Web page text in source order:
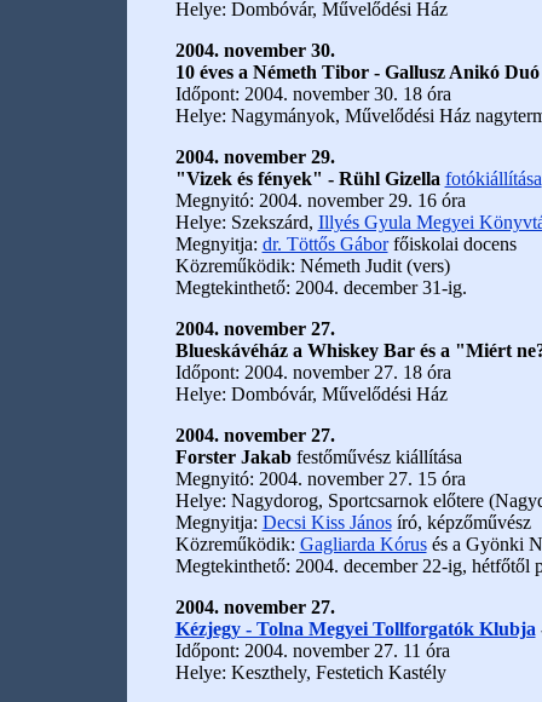
Helye: Dombóvár, Művelődési Ház
2004. november 30.
10 éves a Németh Tibor - Gallusz Anikó Duó
Időpont: 2004. november 30. 18 óra
Helye: Nagymányok, Művelődési Ház
2004. november 29.
"Vizek és fények" - Rühl Gizella fotókiállítása
Megnyitó: 2004. november 29. 16 óra
Helye: Szekszárd, Illyés Gyula Megyei
Megnyitja: dr. Töttős Gáborfőiskolai docens
Közreműködik: Németh Judit (vers)
Megtekinthető: 2004. december 31-ig.
2004. november 27.
Blueskávéház a Whiskey Bar és a "Miért
Időpont: 2004. november 27. 18 óra
Helye: Dombóvár, Művelődési Ház
2004. november 27.
Forster Jakabfestőművész kiállítása
Megnyitó: 2004. november 27. 15 óra
Helye: Nagydorog, Sportcsarnok előtere
Megnyitja: Decsi Kiss Jánosíró, képzőművész
Közreműködik: Gagliarda Kórusés a Gyönki
Megtekinthető: 2004. december 22-ig, hétfőtől
2004. november 27.
Kézjegy - Tolna Megyei Tollforgatók Klubja
Időpont: 2004. november 27. 11 óra
Helye: Keszthely, Festetich Kastély